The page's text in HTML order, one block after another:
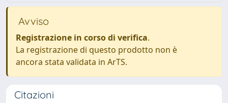
Avviso
Registrazione in corso di verifica.
La registrazione di questo prodotto non è
ancora stata validata in ArTS.
Citazioni